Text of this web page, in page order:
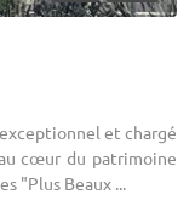
et chargé
cœur du patrimoine
"Plus Beaux ...